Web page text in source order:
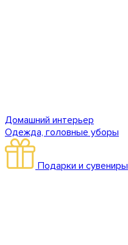
Домашний интерьер
Одежда, головные уборы
Подарки и сувениры